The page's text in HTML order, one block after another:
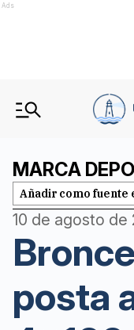
Ads
MARCA
Añadir como fuente
10 de agosto de
posta